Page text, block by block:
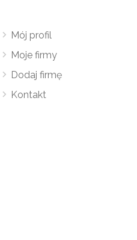
Mój profil
Moje firmy
Dodaj firmę
Kontakt